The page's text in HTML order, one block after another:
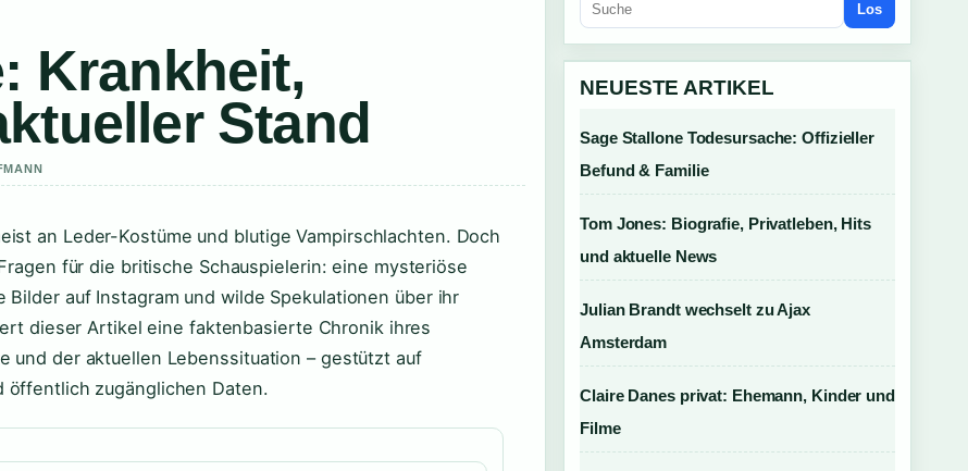
Krankheit,
Stand
an Leder-Kostüme und blutige Vampirschlachten. Doch
für die britische Schauspielerin: eine mysteriöse
auf Instagram und wilde Spekulationen über ihr
dieser Artikel eine faktenbasierte Chronik ihres
und der aktuellen Lebenssituation – gestützt auf
öffentlich zugänglichen Daten.
Los
NEUESTE ARTIKEL
Sage Stallone Todesursache: Offizieller
Befund & Familie
Tom Jones: Biografie, Privatleben, Hits
und aktuelle News
Julian Brandt wechselt zu Ajax
Amsterdam
Claire Danes privat: Ehemann, Kinder und
Filme